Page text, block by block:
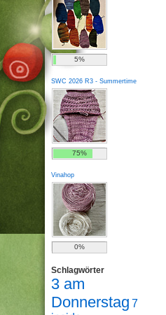
5%
SWC 2026 R3 - Summertime
75%
Vinahop
0%
Schlagwörter
3 am
Donnerstag 7